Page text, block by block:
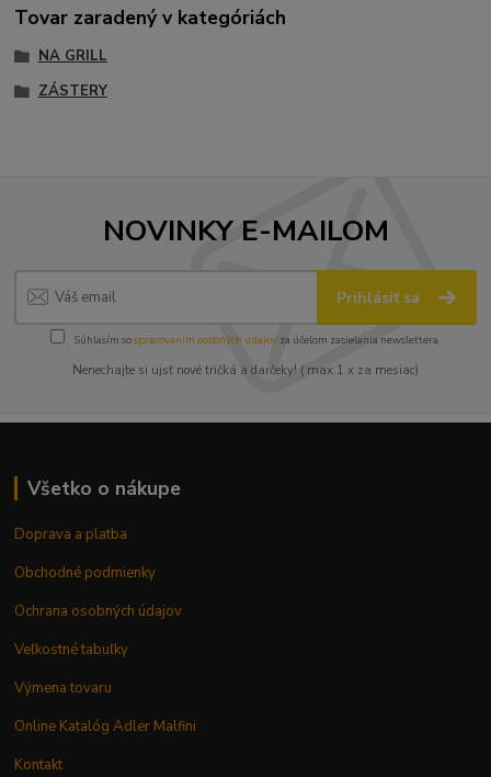
Tovar zaradený v kategóriách
NA GRILL
ZÁSTERY
NOVINKY E-MAILOM
Prihlásiť sa
Súhlasím sospracovaním osobných údajov za účelom zasielania newslettera.
Nenechajte si ujsť nové tričká a darčeky! ( max.1 x za mesiac)
Všetko o nákupe
Doprava a platba
Obchodné podmienky
Ochrana osobných údajov
Veľkostné tabuľky
Výmena tovaru
Online Katalóg Adler Malfini
Kontakt